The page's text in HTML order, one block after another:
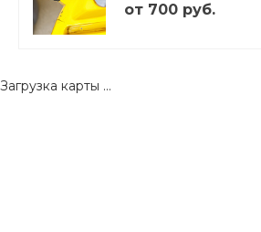
от 700 руб.
Загрузка карты ...